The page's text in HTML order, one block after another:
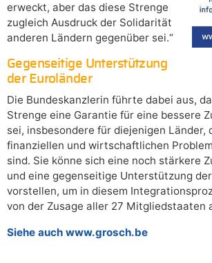
erweckt, aber das diese Strenge
zugleich Ausdruck der Solidarität
anderen Ländern gegenüber sei.“
Gegenseitige Unterstützung
der Euroländer
Die Bundeskanzlerin führte dabei aus,
Strenge eine Garantie für eine bessere
sei, insbesondere für diejenigen Länder,
finanziellen und wirtschaftlichen
sind. Sie könne sich eine noch stärkere
und eine gegenseitige Unterstützung
vorstellen, um in diesem
von der Zusage aller 27 Mitgliedstaaten
Siehe auch www.grosch.be